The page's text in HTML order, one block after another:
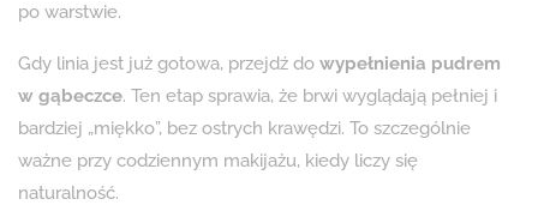
po warstwie.
Gdy linia jest już gotowa, przejdź do wypełnienia pudrem
w gąbeczce. Ten etap sprawia, że brwi wyglądają pełniej i
bardziej „miękko”, bez ostrych krawędzi. To szczególnie
ważne przy codziennym makijażu, kiedy liczy się
naturalność.